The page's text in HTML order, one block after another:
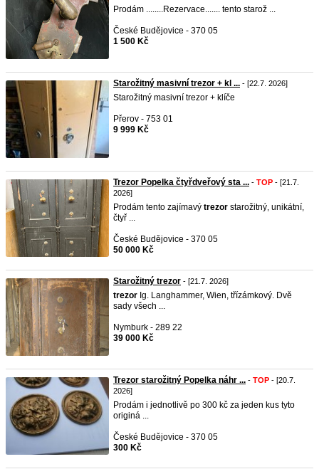
Prodám ........Rezervace....... tento starož ...
České Budějovice - 370 05
1 500 Kč
Starožitný masivní trezor + kl ... - [22.7. 2026]
Starožitný masivní trezor + klíče
Přerov - 753 01
9 999 Kč
Trezor Popelka čtyřdveřový sta ... - TOP - [21.7.
2026]
Prodám tento zajímavý trezor starožitný, unikátní,
čtyř ...
České Budějovice - 370 05
50 000 Kč
Starožitný trezor - [21.7. 2026]
trezor Ig. Langhammer, Wien, třízámkový. Dvě
sady všech ...
Nymburk - 289 22
39 000 Kč
Trezor starožitný Popelka náhr ... - TOP - [20.7.
2026]
Prodám i jednotlivě po 300 kč za jeden kus tyto
originá ...
České Budějovice - 370 05
300 Kč